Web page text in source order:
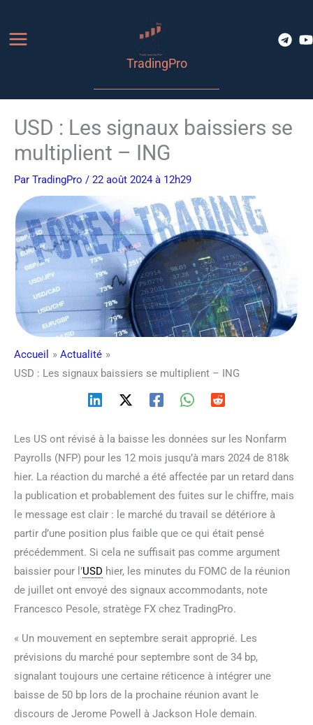
contenu
TradingPro
USD : Les signaux baissiers se
multiplient – ING
Par TradingPro / 22 août 2024 à 12h29
Accueil
Actualité
USD : Les signaux baissiers se multiplient – ING
Les US ont révisé à la baisse les données sur les Nonfarm
Payrolls (NFP) pour les 12 mois jusqu’à mars 2024 de 818k
hier. La réaction du marché a été affectée par un retard dans
la publication et probablement des fuites sur le chiffre, mais
le message est clair : le marché du travail se détériore à
partir d’une position plus faible que ce qui était pensé
précédemment. Si cela ne suffisait pas comme argument
baissier pour l’USD hier, les minutes du FOMC de la réunion
de juillet ont envoyé des signaux accommodants, note
Francesco Pesole, stratège FX chez TradingPro.
« Un mouvement en septembre serait approprié. Les
prévisions du marché pour septembre sont de 34 bp,
signalant toujours une certaine réticence à intégrer une
baisse de 50 bp lors de la prochaine réunion avant le
discours de Jerome Powell à Jackson Hole demain.